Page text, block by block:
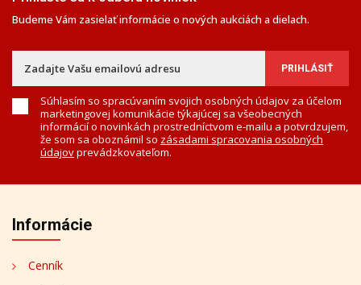
Budeme Vám zasielať informácie o nových aukciách a dielach.
Súhlasím so spracúvaním svojich osobných údajov za účelom
marketingovej komunikácie týkajúcej sa všeobecných
informácií o novinkách prostredníctvom e-mailu a potvrdzujem,
že som sa oboznámil so zásadami spracovania osobných
údajovprevádzkovateľom.
Informácie
Cenník